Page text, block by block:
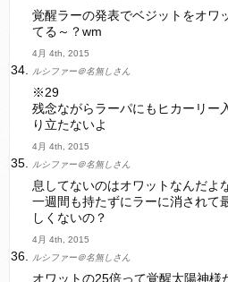
覚醒ラーの発表でベジットをオワ
てる～？wm
4月 4th, 2015
ルシファー＠名無しさん
※29
残念ながらラーパにもヒカーリー
り立たないよ
4月 4th, 2015
ルシファー＠名無しさん
息してないのはオワットなんだよ
一週間も持たずにラーに消されて
しくないの？
4月 4th, 2015
ルシファー＠名無しさん
オワットの25倍って覚醒太陽神様